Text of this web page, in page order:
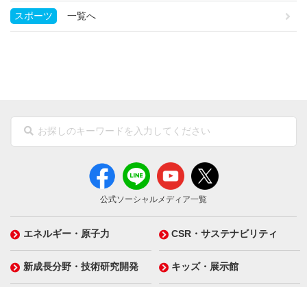
スポーツ 一覧へ
公式ソーシャルメディア一覧
エネルギー・原子力 CSR・サステナビリティ
新成長分野・技術研究開発 キッズ・展示館